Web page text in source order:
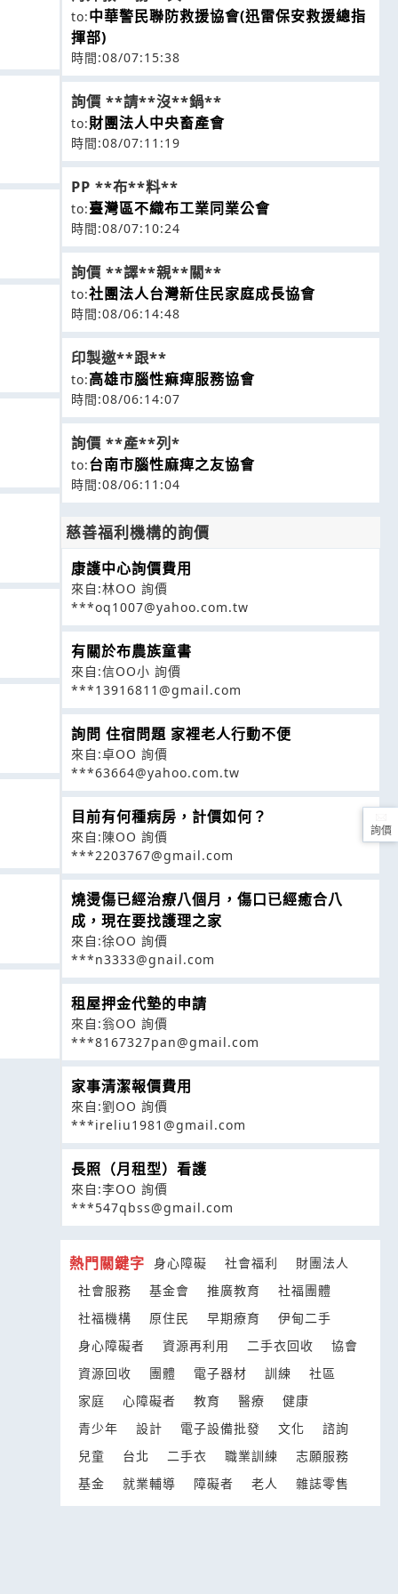
to:中華警民聯防救援協會(迅雷保安救援總指
揮部)
時間:08/07:15:38
詢價 **請**沒**鍋**
to:財團法人中央畜產會
時間:08/07:11:19
PP **布**料**
to:臺灣區不織布工業同業公會
時間:08/07:10:24
詢價 **譯**親**關**
to:社團法人台灣新住民家庭成長協會
時間:08/06:14:48
印製邀**跟**
to:高雄市腦性痲痺服務協會
時間:08/06:14:07
詢價 **產**列*
to:台南市腦性麻痺之友協會
時間:08/06:11:04
慈善福利機構的詢價
康護中心詢價費用
來自:林OO 詢價
***oq1007@yahoo.com.tw
有關於布農族童書
來自:信OO小 詢價
***13916811@gmail.com
詢問 住宿問題 家裡老人行動不便
來自:卓OO 詢價
***63664@yahoo.com.tw
目前有何種病房，計價如何？
來自:陳OO 詢價
***2203767@gmail.com
燒燙傷已經治療八個月，傷口已經癒合八
成，現在要找護理之家
來自:徐OO 詢價
***n3333@gnail.com
租屋押金代墊的申請
來自:翁OO 詢價
***8167327pan@gmail.com
家事清潔報價費用
來自:劉OO 詢價
***ireliu1981@gmail.com
長照（月租型）看護
來自:李OO 詢價
***547qbss@gmail.com
熱門關鍵字 身心障礙 社會福利
財團法人
社會服務
基金會 推廣教育
社福團體
社福機構
原住民 早期療育
伊甸二手
身心障礙者
資源再利用 二手衣回收
協會
資源回收
團體 電子器材 訓練
社區
家庭
心障礙者 教育 醫療
健康
青少年
設計 電子設備批發 文化
諮詢
兒童
台北 二手衣 職業訓練
志願服務
基金
就業輔導 障礙者 老人 雜誌零售
詢價